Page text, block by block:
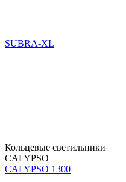
SUBRA-XL
Кольцевые светильники
CALYPSO
CALYPSO 1300